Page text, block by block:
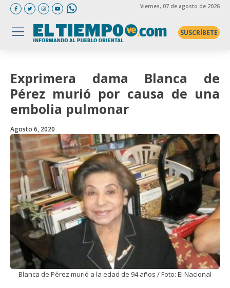
Viernes, 07 de agosto de 2026
SUSCRÍBETE
Exprimera dama Blanca de
Pérez murió por causa de una
embolia pulmonar
Agosto 6, 2020
Blanca de Pérez murió a la edad de 94 años / Foto: El Nacional